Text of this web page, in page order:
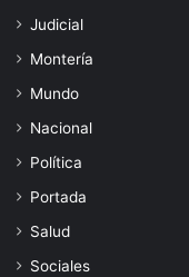
Judicial
Montería
Mundo
Nacional
Política
Portada
Salud
Sociales